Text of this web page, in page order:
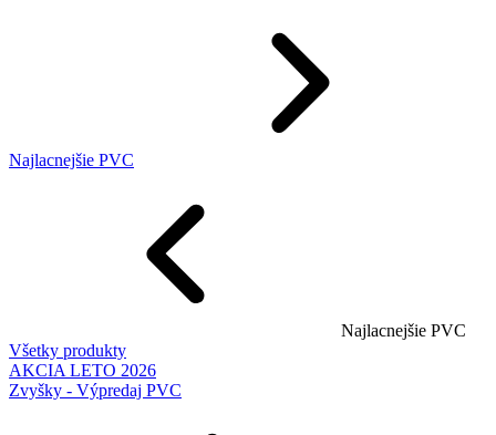
Najlacnejšie PVC
Najlacnejšie PVC
Všetky produkty
AKCIA LETO 2026
Zvyšky - Výpredaj PVC